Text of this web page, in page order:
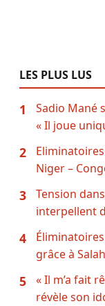
LES PLUS LUS
1
Sadio Mané
« Il joue
2
Niger –
3
Tension
interpellent
4
grâce à Salah
5
« Il m’a fait
révèle son